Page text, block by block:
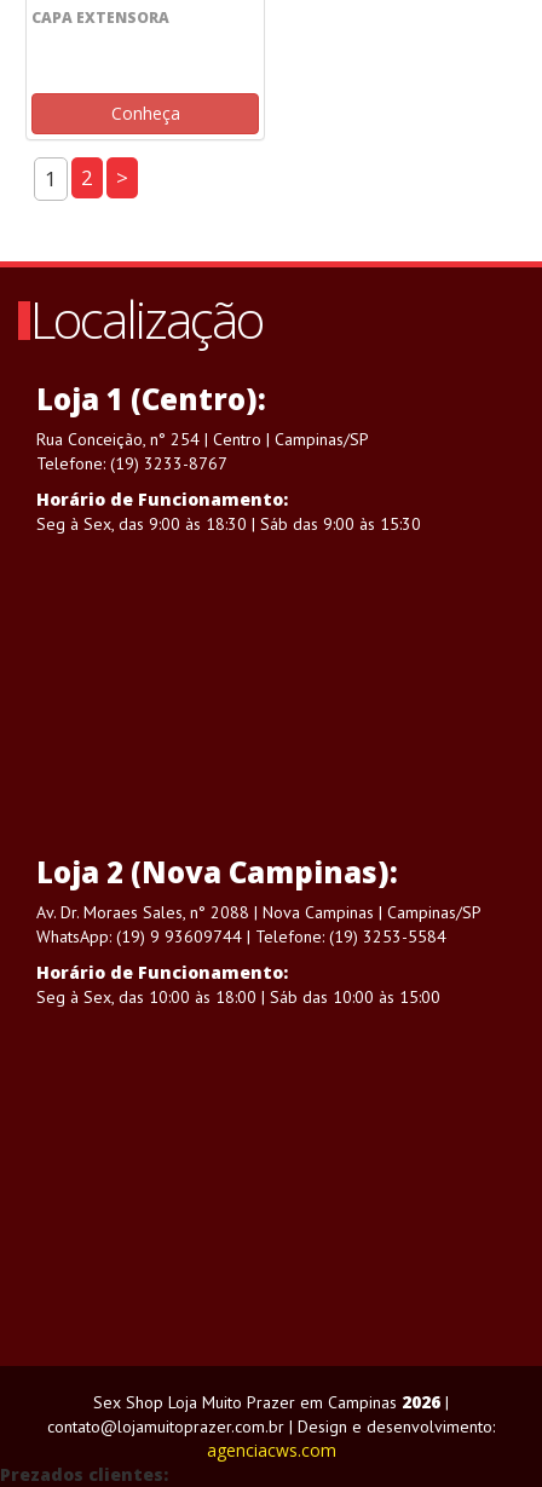
CAPA EXTENSORA
Conheça
1 2 >
Localização
Loja 1 (Centro):
Rua Conceição, n° 254 | Centro | Campinas/SP
Telefone: (19) 3233-8767
Horário de Funcionamento:
Seg à Sex, das 9:00 às 18:30 | Sáb das 9:00 às 15:30
Loja 2 (Nova Campinas):
Av. Dr. Moraes Sales, n° 2088 | Nova Campinas | Campinas/SP
WhatsApp: (19) 9 93609744 | Telefone: (19) 3253-5584
Horário de Funcionamento:
Seg à Sex, das 10:00 às 18:00 | Sáb das 10:00 às 15:00
Sex Shop Loja Muito Prazer em Campinas 2026 |
contato@lojamuitoprazer.com.br | Design e desenvolvimento:
agenciacws.com
Prezados clientes: